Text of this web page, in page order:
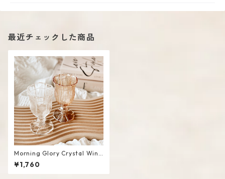
最近チェックした商品
Morning Glory Crystal Wine
Glass
¥1,760